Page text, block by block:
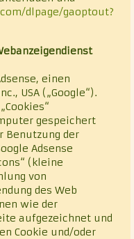
dlpage/gaoptout?
einen
USA („Google“).
gespeichert
Benutzung der
Adsense
(kleine
von
des Web
wie der
aufgezeichnet und
Cookie und/oder